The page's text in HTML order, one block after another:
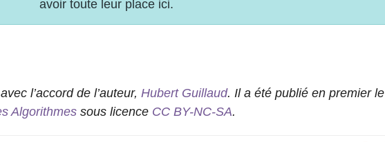
l’accord de l’auteur, Hubert Guillaud. Il a été publié en premier le
Algorithmessous licence CC BY-NC-SA.